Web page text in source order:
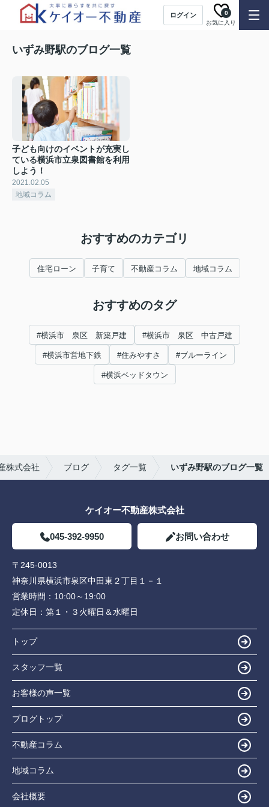
ログイン
お気に入り
0
いずみ野駅のブログ一覧
子ども向けのイベントが充実し
ている横浜市立泉図書館を利用
しよう！
2021.02.05
地域コラム
おすすめのカテゴリ
住宅ローン 子育て 不動産コラム 地域コラム
おすすめのタグ
#横浜市 泉区 新築戸建 #横浜市 泉区 中古戸建
#横浜市営地下鉄 #住みやすさ #ブルーライン
#横浜ベッドタウン
株式会社 ブログ タグ一覧 いずみ野駅のブログ一覧
ケイオー不動産株式会社
045-392-9950 お問い合わせ
〒245-0013
神奈川県横浜市泉区中田東２丁目１－１
営業時間： 10:00～19:00
定休日： 第１・３火曜日＆水曜日
トップ
スタッフ一覧
お客様の声一覧
ブログトップ
不動産コラム
地域コラム
会社概要